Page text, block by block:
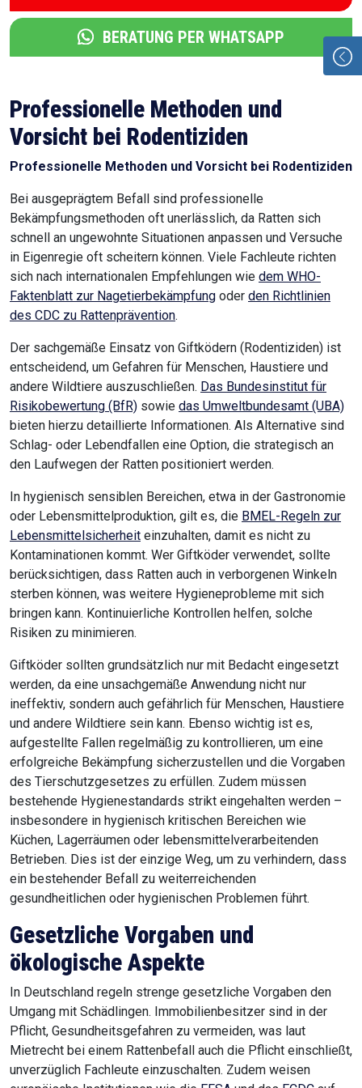
BERATUNG PER WHATSAPP
Professionelle Methoden und
Vorsicht bei Rodentiziden
Professionelle Methoden und Vorsicht bei Rodentiziden
Bei ausgeprägtem Befall sind professionelle
Bekämpfungsmethoden oft unerlässlich, da Ratten sich
schnell an ungewohnte Situationen anpassen und Versuche
in Eigenregie oft scheitern können. Viele Fachleute richten
sich nach internationalen Empfehlungen wie dem WHO-
Faktenblatt zur Nagetierbekämpfung oder den Richtlinien
des CDC zu Rattenprävention.
Der sachgemäße Einsatz von Giftködern (Rodentiziden) ist
entscheidend, um Gefahren für Menschen, Haustiere und
andere Wildtiere auszuschließen. Das Bundesinstitut für
Risikobewertung (BfR) sowie das Umweltbundesamt (UBA)
bieten hierzu detaillierte Informationen. Als Alternative sind
Schlag- oder Lebendfallen eine Option, die strategisch an
den Laufwegen der Ratten positioniert werden.
In hygienisch sensiblen Bereichen, etwa in der Gastronomie
oder Lebensmittelproduktion, gilt es, die BMEL-Regeln zur
Lebensmittelsicherheit einzuhalten, damit es nicht zu
Kontaminationen kommt. Wer Giftköder verwendet, sollte
berücksichtigen, dass Ratten auch in verborgenen Winkeln
sterben können, was weitere Hygieneprobleme mit sich
bringen kann. Kontinuierliche Kontrollen helfen, solche
Risiken zu minimieren.
Giftköder sollten grundsätzlich nur mit Bedacht eingesetzt
werden, da eine unsachgemäße Anwendung nicht nur
ineffektiv, sondern auch gefährlich für Menschen, Haustiere
und andere Wildtiere sein kann. Ebenso wichtig ist es,
aufgestellte Fallen regelmäßig zu kontrollieren, um eine
erfolgreiche Bekämpfung sicherzustellen und die Vorgaben
des Tierschutzgesetzes zu erfüllen. Zudem müssen
bestehende Hygienestandards strikt eingehalten werden –
insbesondere in hygienisch kritischen Bereichen wie
Küchen, Lagerräumen oder lebensmittelverarbeitenden
Betrieben. Dies ist der einzige Weg, um zu verhindern, dass
ein bestehender Befall zu weiterreichenden
gesundheitlichen oder hygienischen Problemen führt.
Gesetzliche Vorgaben und
ökologische Aspekte
In Deutschland regeln strenge gesetzliche Vorgaben den
Umgang mit Schädlingen. Immobilienbesitzer sind in der
Pflicht, Gesundheitsgefahren zu vermeiden, was laut
Mietrecht bei einem Rattenbefall auch die Pflicht einschließt,
unverzüglich Fachleute einzuschalten. Zudem weisen